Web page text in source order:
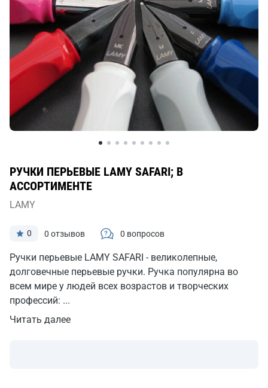
РУЧКИ ПЕРЬЕВЫЕ LAMY SAFARI; В
АССОРТИМЕНТЕ
LAMY
0 0 отзывов 0 вопросов
Ручки перьевые LAMY SAFARI - великолепные,
долговечные перьевые ручки. Ручка популярна во
всем мире у людей всех возрастов и творческих
профессий: ...
Читать далее